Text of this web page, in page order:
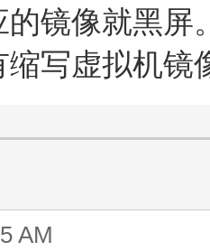
的镜像就黑
写虚拟机镜
AM